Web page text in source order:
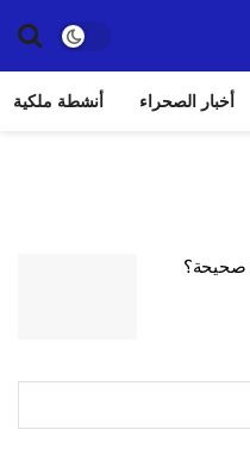
أخبار الصحراء أنشطة ملكية
صحيحة؟